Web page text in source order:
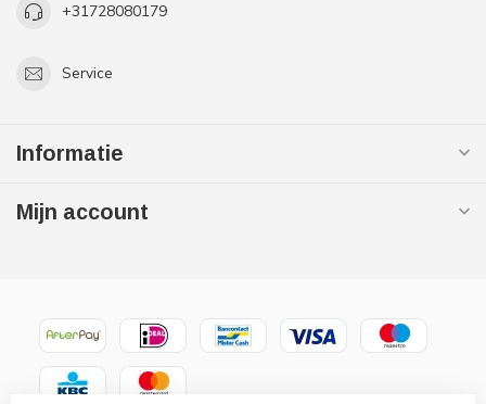
+31728080179
Service
Informatie
Mijn account